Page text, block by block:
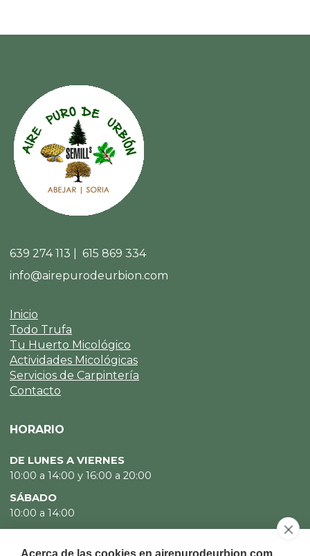
Acerca de las cookies en airepurodeurbion.com
639 274 113 | 615 869 334
info@airepurodeurbion.com
Inicio
Todo Trufa
Tu Huerto Micológico
Actividades Micológicas
Servicios de Carpintería
Contacto
HORARIO
DE LUNES A VIERNES
10:00 a 14:00 y 16:00 a 20:00
SÁBADO
10:00 a 14:00
CERRADO